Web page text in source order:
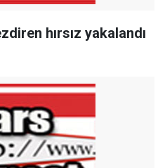
hırsız yakalandı